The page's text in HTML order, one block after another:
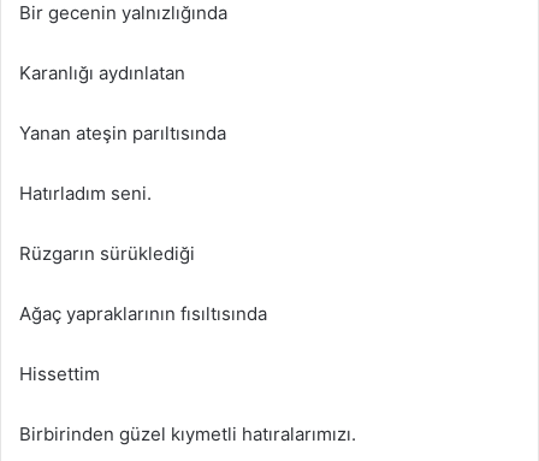
Bir gecenin yalnızlığında
Karanlığı aydınlatan
Yanan ateşin parıltısında
Hatırladım seni.
Rüzgarın sürüklediği
Ağaç yapraklarının fısıltısında
Hissettim
Birbirinden güzel kıymetli hatıralarımızı.